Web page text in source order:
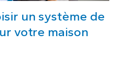
un système de
votre maison